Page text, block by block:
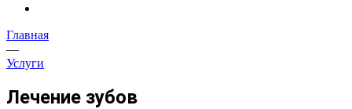
Главная
—
Услуги
Лечение зубов